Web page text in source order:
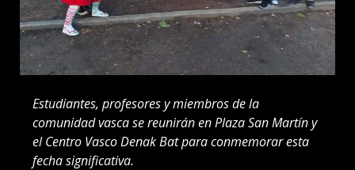
Estudiantes, profesores y miembros de la
comunidad vasca se reunirán en Plaza San Martín y
el Centro Vasco Denak Bat para conmemorar esta
fecha significativa.